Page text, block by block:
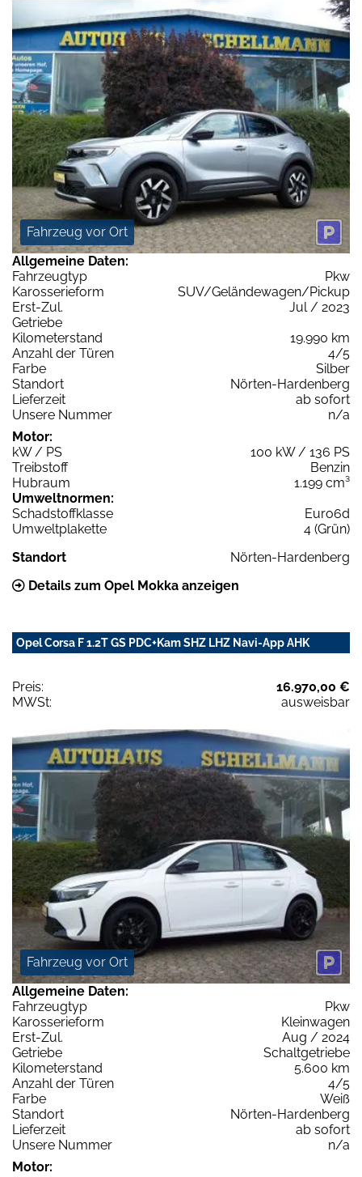
Fahrzeug vor Ort
Allgemeine Daten:
Fahrzeugtyp
Pkw
Karosserieform
SUV/Geländewagen/Pickup
Erst-Zul.
Jul / 2023
Getriebe
Kilometerstand
19.990 km
Anzahl der Türen
4/5
Farbe
Silber
Standort
Nörten-Hardenberg
Lieferzeit
ab sofort
Unsere Nummer
n/a
Motor:
kW / PS
100 kW / 136 PS
Treibstoff
Benzin
Hubraum
1.199 cm³
Umweltnormen:
Schadstoffklasse
Euro6d
Umweltplakette
4 (Grün)
Standort
Nörten-Hardenberg
Details zum Opel Mokka anzeigen
Opel Corsa F 1.2T GS PDC+Kam SHZ LHZ Navi-App AHK
Preis:
16.970,00 €
MWSt:
ausweisbar
Fahrzeug vor Ort
Allgemeine Daten:
Fahrzeugtyp
Pkw
Karosserieform
Kleinwagen
Erst-Zul.
Aug / 2024
Getriebe
Schaltgetriebe
Kilometerstand
5.600 km
Anzahl der Türen
4/5
Farbe
Weiß
Standort
Nörten-Hardenberg
Lieferzeit
ab sofort
Unsere Nummer
n/a
Motor: